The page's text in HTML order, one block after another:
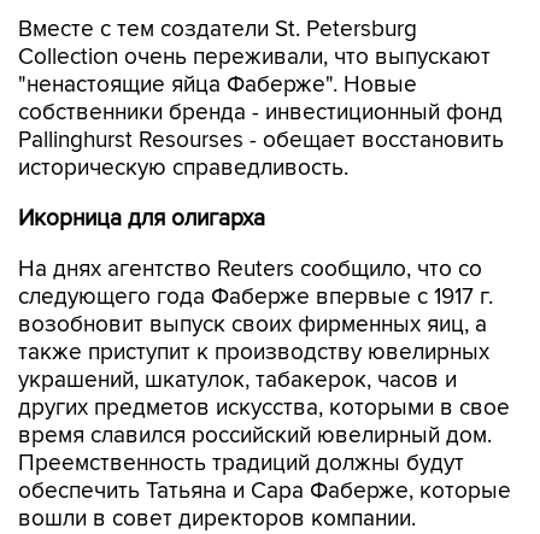
Вместе с тем создатели St. Petersburg
Collection очень переживали, что выпускают
"ненастоящие яйца Фаберже". Новые
собственники бренда - инвестиционный фонд
Pallinghurst Resourses - обещает восстановить
историческую справедливость.
Икорница для олигарха
На днях агентство Reuters сообщило, что со
следующего года Фаберже впервые с 1917 г.
возобновит выпуск своих фирменных яиц, а
также приступит к производству ювелирных
украшений, шкатулок, табакерок, часов и
других предметов искусства, которыми в свое
время славился российский ювелирный дом.
Преемственность традиций должны будут
обеспечить Татьяна и Сара Фаберже, которые
вошли в совет директоров компании.